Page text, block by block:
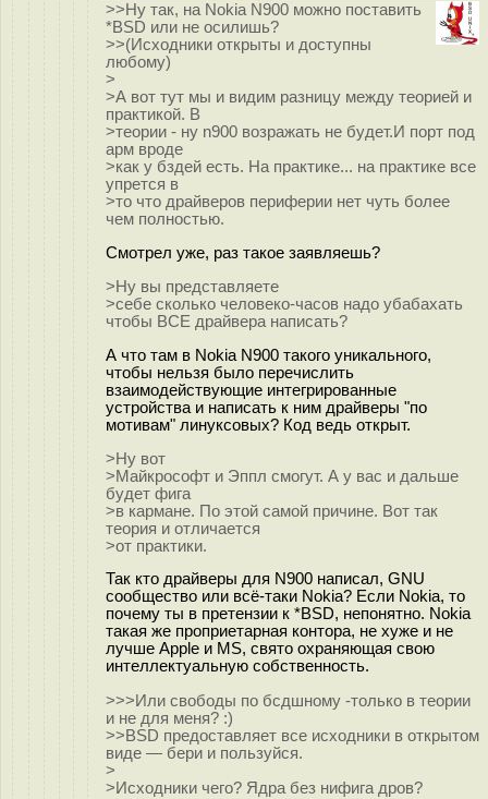
>>Ну так, на Nokia N900 можно поставить
*BSD или не осилишь?
>>(Исходники открыты и доступны
любому)
>
>А вот тут мы и видим разницу между теорией и
практикой. В
>теории - ну n900 возражать не будет.И порт под
арм вроде
>как у бздей есть. На практике... на практике все
упрется в
>то что драйверов периферии нет чуть более
чем полностью.
Смотрел уже, раз такое заявляешь?
>Ну вы представляете
>себе сколько человеко-часов надо убабахать
чтобы ВСЕ драйвера написать?
А что там в Nokia N900 такого уникального,
чтобы нельзя было перечислить
взаимодействующие интегрированные
устройства и написать к ним драйверы "по
мотивам" линуксовых? Код ведь открыт.
>Ну вот
>Майкрософт и Эппл смогут. А у вас и дальше
будет фига
>в кармане. По этой самой причине. Вот так
теория и отличается
>от практики.
Так кто драйверы для N900 написал, GNU
сообщество или всё-таки Nokia? Если Nokia, то
почему ты в претензии к *BSD, непонятно. Nokia
такая же проприетарная контора, не хуже и не
лучше Apple и MS, свято охраняющая свою
интеллектуальную собственность.
>>>Или свободы по бсдшному -только в теории
и не для меня? :)
>>BSD предоставляет все исходники в открытом
виде — бери и пользуйся.
>
>Исходники чего? Ядра без нифига дров?